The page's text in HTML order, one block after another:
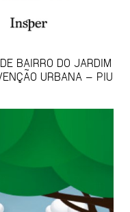
BAIRRO DO JARDIM
URBANA – PIU